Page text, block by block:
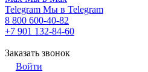
Telegram Мы в Telegram
8 800 600-40-82
+7 901 132-84-60
Заказать звонок
Войти